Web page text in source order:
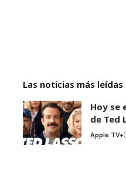
Las noticias más leídas
Hoy se
de Ted
Apple TV+